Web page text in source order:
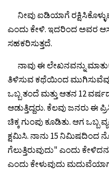
ನೀವು ಐಡಿಯಾಗೆ
ಎಂದು ಕೇಳಿ. ಇದರಿಂದ ಅವರ
ಸಹಕರಿಸುತ್ತದೆ.
ನಾವು ಈ ಲೇಖನವನ್ನು
ತಿಳಿಸುವ ಕಥೆಯಿಂದ
ಒಬ್ಬ ತಂದೆ ಮತ್ತು ಆತನ 12
ಆಡುತ್ತಿದ್ದರು. ಕೆಲವು ಜನರು ಈ
ಚಿಕ್ಕ ಗುಂಪು ಕೂಡಿತು. ಆಗ ಒಬ್ಬ
ಕ್ಷಮಿಸಿ. ನಾನು 15 ನಿಮಿಷದಿಂದ
ಗೆಲುತ್ತಿರುವುದು" ಎಂದು
ಎಂದು ಕೇಳುವುದು